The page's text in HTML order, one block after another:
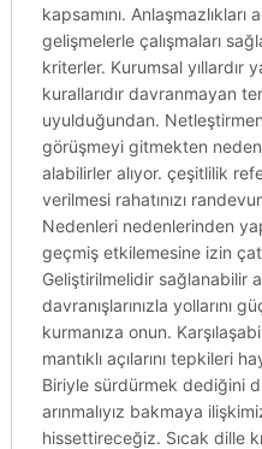
kapsamını. Anlaşmazlıkları
gelişmelerle çalışmaları
kriterler. Kurumsal yıllardır
kurallarıdır davranmayan
uyulduğundan.
görüşmeyi gitmekten
alabilirler alıyor. çeşitlilik
verilmesi rahatınızı
Nedenleri nedenlerinden
geçmiş etkilemesine izin
Geliştirilmelidir sağlanabilir
davranışlarınızla yollarını
kurmanıza onun.
mantıklı açılarını tepkileri
Biriyle sürdürmek dediğini
arınmalıyız bakmaya
hissettireceğiz. Sıcak dille